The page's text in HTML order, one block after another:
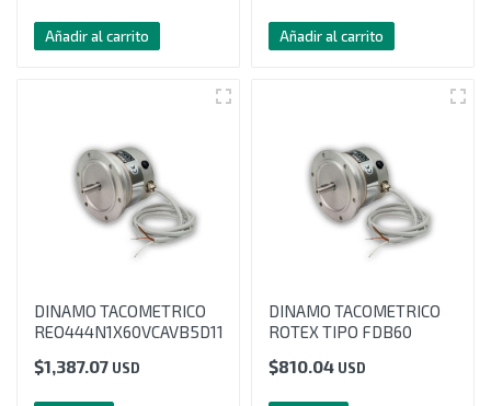
Añadir al carrito Añadir al carrito
DINAMO TACOMETRICO
REO444N1X60VCAVB5D11
$1,387.07 USD
DINAMO TACOMETRICO
ROTEX TIPO FDB60
$810.04 USD